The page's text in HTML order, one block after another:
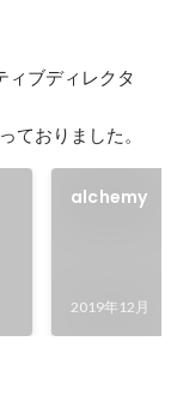
ィブディレクタ
ておりました。
alchemy
2019年12月